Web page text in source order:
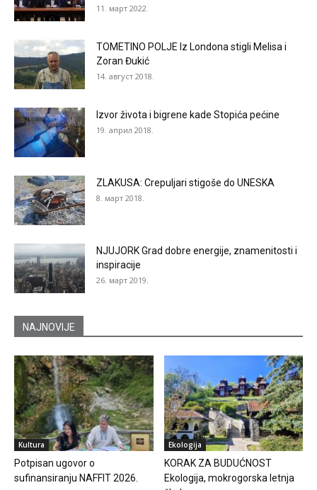
11. март 2022.
TOMETINO POLJE Iz Londona stigli Melisa i
Zoran Đukić
14. август 2018.
Izvor života i bigrene kade Stopića pećine
19. април 2018.
ZLAKUSA: Crepuljari stigoše do UNESKA
8. март 2018.
NJUJORK Grad dobre energije, znamenitosti i
inspiracije
26. март 2019.
NAJNOVIJE
Kultura
Potpisan ugovor o
sufinansiranju NAFFIT 2026.
Ekologija
KORAK ZA BUDUĆNOST
Ekologija, mokrogorska letnja